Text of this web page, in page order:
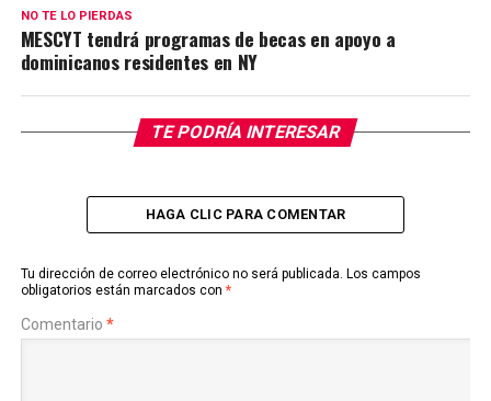
NO TE LO PIERDAS
MESCYT tendrá programas de becas en apoyo a
dominicanos residentes en NY
TE PODRÍA INTERESAR
HAGA CLIC PARA COMENTAR
Tu dirección de correo electrónico no será publicada. Los campos
obligatorios están marcados con *
Comentario *